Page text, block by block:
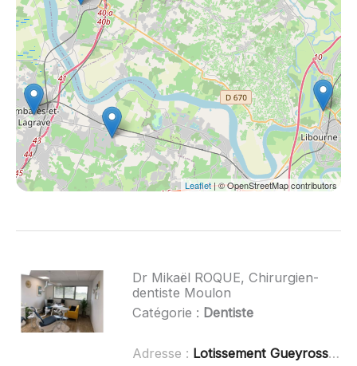
Leaflet| © OpenStreetMap contributors
Dr Mikaël ROQUE, Chirurgien-
dentiste Moulon
Catégorie : Dentiste
Adresse : Lotissement Gueyrosse, 33420 Moulon